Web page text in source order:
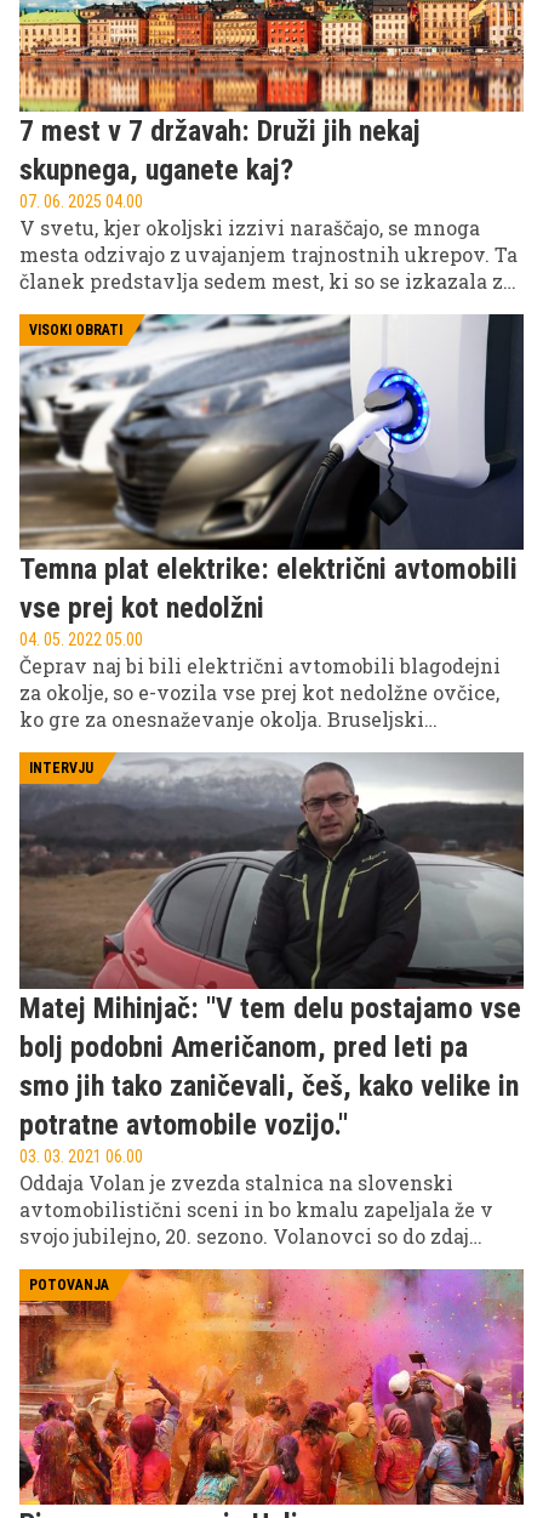
7 mest v 7 državah: Druži jih nekaj
skupnega, uganete kaj?
07. 06. 2025 04.00
V svetu, kjer okoljski izzivi naraščajo, se mnoga
mesta odzivajo z uvajanjem trajnostnih ukrepov. Ta
članek predstavlja sedem mest, ki so se izkazala za
zgled pri ohranjanju okolja. Odkrijte, kako ta mesta
ustvarjajo boljšo prihodnost za vse.
VISOKI OBRATI
Temna plat elektrike: električni avtomobili
vse prej kot nedolžni
04. 05. 2022 05.00
Čeprav naj bi bili električni avtomobili blagodejni
za okolje, so e-vozila vse prej kot nedolžne ovčice,
ko gre za onesnaževanje okolja. Bruseljski
greenNCAP je namreč razkril temne plati elektrike,
in sicer na podlagi nove metodologije merjenja
emisij ogljičnega odtisa jeklenih konjičkov. Ta je
pokazala, da pogosto vlečemo prehitre in preveč
poenostavljene zaključke in da ni vse tako zelo črno
belo, kot se zdi. Noben avto v resnici ne deluje z
ničnimi emisijami. Elektrifikacija avtomobilov
skozi prizmo varovanja okolja tako sploh ni tako
zelo učinkovita, kot ste morda mislili. E-avtomobili
v resnici malo, če sploh kaj v primerjavi z drugimi
vrstami pogona, pripomorejo k občutnemu
zmanjšanju izpustov toplogrednih plinov v okolje.
INTERVJU
Matej Mihinjač: ''V tem delu postajamo vse
bolj podobni Američanom, pred leti pa
smo jih tako zaničevali, češ, kako velike in
potratne avtomobile vozijo.''
03. 03. 2021 06.00
Oddaja Volan je zvezda stalnica na slovenski
avtomobilistični sceni in bo kmalu zapeljala že v
svojo jubilejno, 20. sezono. Volanovci so do zdaj
testi in nasveti olajšali izbiro pravega vozila za
nakup, za njimi pa je tudi marsikatera zabavna
prigoda. Pred prvimi odpeljanimi kilometri v novi
sezoni smo se pogovarjali z Matejem Mihinjačem, ki
priznava, da čeprav kot ljubitelj avtomobilov
opravlja sanjsko služba, vedno ni vse tako zelo
sanjsko. A v isti sapi dodaja, da se vsem smeji, ko
pride v uredništvo kakšen res hiter avtomobil. Z
njim smo med drugim razpredali o tem, kaj stoji na
POTOVANJA